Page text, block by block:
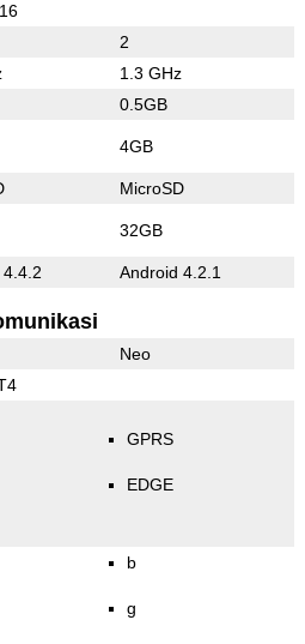
2
1.3 GHz
0.5GB
4GB
MicroSD
32GB
Android 4.2.1
Neo
GPRS
EDGE
b
g